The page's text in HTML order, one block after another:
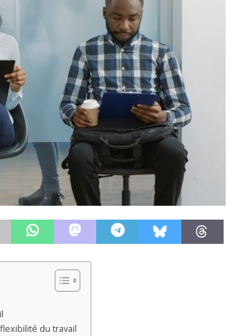
du travail